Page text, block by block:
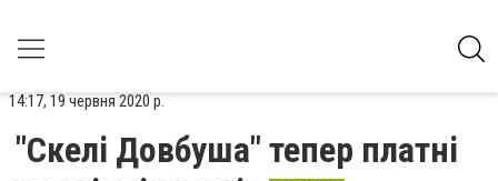
14:17, 19 червня 2020 р.
"Скелі Довбуша" тепер платні